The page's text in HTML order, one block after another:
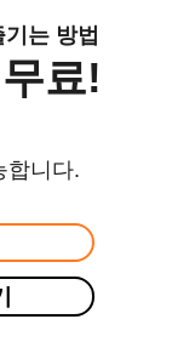
는 방법
료!
합니다.